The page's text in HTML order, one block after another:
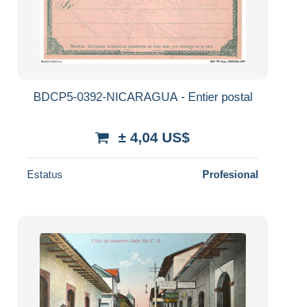
BDCP5-0392-NICARAGUA - Entier postal
± 4,04 US$
Estatus Profesional